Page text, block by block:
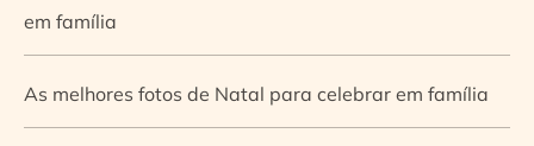
em família
As melhores fotos de Natal para celebrar em família